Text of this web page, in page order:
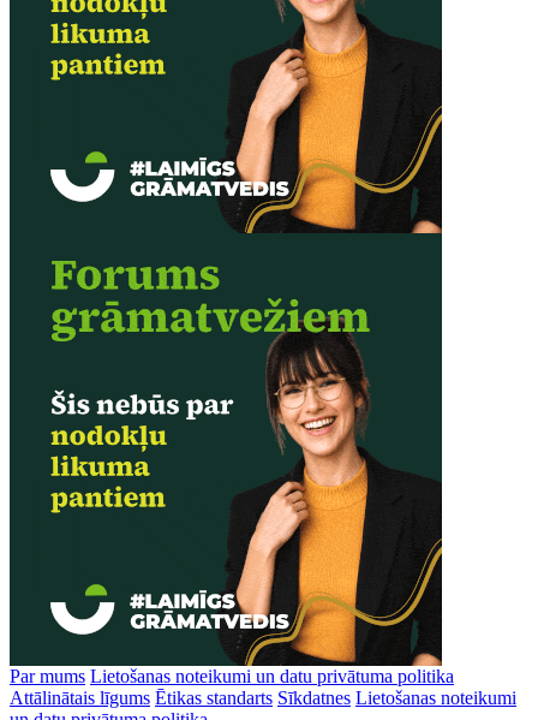
Par mums Lietošanas noteikumi un datu privātuma politika
Attālinātais līgums Ētikas standarts Sīkdatnes Lietošanas noteikumi